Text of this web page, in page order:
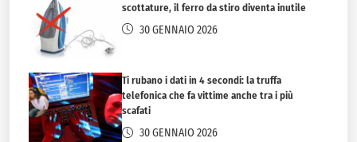
scottature, il ferro da stiro diventa inutile
30 GENNAIO 2026
Ti rubano i dati in 4 secondi: la truffa
telefonica che fa vittime anche tra i più
scafati
30 GENNAIO 2026